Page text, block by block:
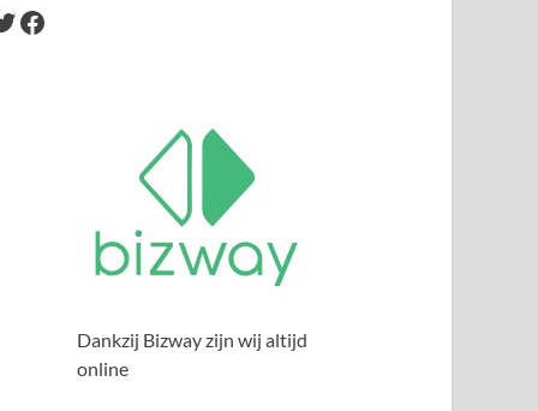
Dankzij Bizway zijn wij altijd
online